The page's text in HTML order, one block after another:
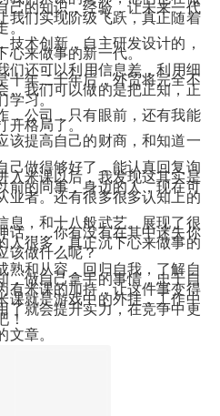
己的知识，经验，让未来一代
我们实现阶级飞跃，真正随着
。
术创新，自主研发设计的，
心来做事的新一代。
们还可以利用信息差，利用细
十年二十年后，外贸将完全不
。我们可以做的是把正知，正
学习。
，公司，只有眼前，还有我能
开格局了。
该提高自己的财商，和知道一
己做得够好了，能认真回复询
入米课以后，我发现这其实是
前的同事，身边的人，现在可
业者。还有很多很多认知上的
息，和十八般武艺。展现了很
话……你有没有在其中迷失你
人很多，真正沉下心来做事的
该做什么呢？
熟和从容，回归自我，了解自
，做自己拿手的事情，忠于自
有米课的加持，让这件事变得
课就是游戏中的外挂，工作中
了就会提升实力，在竞争中更
！
文章。